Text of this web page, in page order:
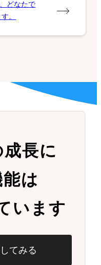
どなたで
。
長に
は
います
てみる